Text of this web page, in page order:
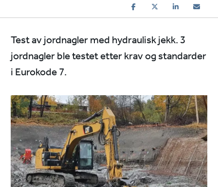
Test av jordnagler med hydraulisk jekk. 3
jordnagler ble testet etter krav og standarder
i Eurokode 7.